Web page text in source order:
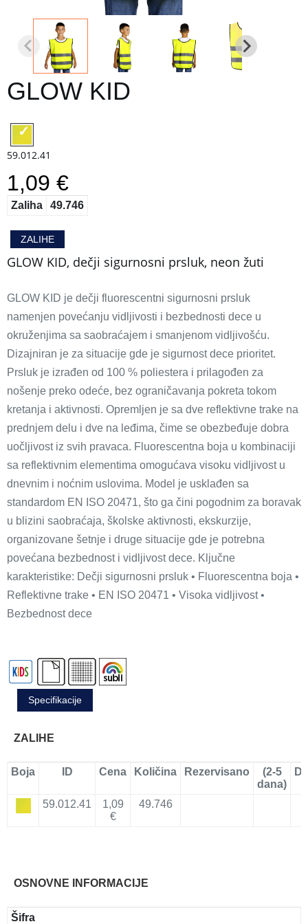
GLOW KID
59.012.41
1,09 €
Zaliha 49.746
ZALIHE
GLOW KID, dečji sigurnosni prsluk, neon žuti
GLOW KID je dečji fluorescentni sigurnosni prsluk
namenjen povećanju vidljivosti i bezbednosti dece u
okruženjima sa saobraćajem i smanjenom vidljivošću.
Dizajniran je za situacije gde je sigurnost dece prioritet.
Prsluk je izrađen od 100 % poliestera i prilagođen za
nošenje preko odeće, bez ograničavanja pokreta tokom
kretanja i aktivnosti. Opremljen je sa dve reflektivne trake na
prednjem delu i dve na leđima, čime se obezbeđuje dobra
uočljivost iz svih pravaca. Fluorescentna boja u kombinaciji
sa reflektivnim elementima omogućava visoku vidljivost u
dnevnim i noćnim uslovima. Model je usklađen sa
standardom EN ISO 20471, što ga čini pogodnim za boravak
u blizini saobraćaja, školske aktivnosti, ekskurzije,
organizovane šetnje i druge situacije gde je potrebna
povećana bezbednost i vidljivost dece. Ključne
karakteristike: Dečji sigurnosni prsluk • Fluorescentna boja •
Reflektivne trake • EN ISO 20471 • Visoka vidljivost •
Bezbednost dece
Specifikacije
ZALIHE
Boja ID Cena Količina Rezervisano
(2-5
dana)
59.012.41
1,09
€
49.746
OSNOVNE INFORMACIJE
Šifra